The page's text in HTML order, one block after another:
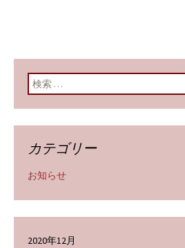
検索:
カテゴリー
お知らせ
2020年12月